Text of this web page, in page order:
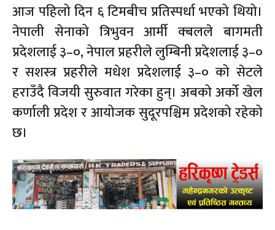
आज पहिलो दिन ६ टिमबीच प्रतिस्पर्धा भएको थियो।
नेपाली सेनाको त्रिभुवन आर्मी क्बलले बागमती
प्रदेशलाई ३–०, नेपाल प्रहरीले लुम्बिनी प्रदेशलाई ३–०
र सशस्त्र प्रहरीले मधेश प्रदेशलाई ३–० को सेटले
हराउँदै विजयी सुरुवात गरेका हुन्। अबको अर्को खेल
कर्णाली प्रदेश र आयोजक सुदूरपश्चिम प्रदेशको रहेको
छ।